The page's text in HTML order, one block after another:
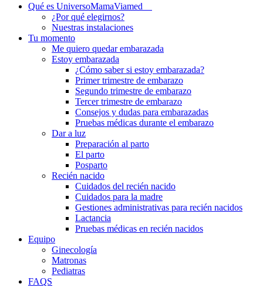
Qué es UniversoMamaViamed
¿Por qué elegirnos?
Nuestras instalaciones
Tu momento
Me quiero quedar embarazada
Estoy embarazada
¿Cómo saber si estoy embarazada?
Primer trimestre de embarazo
Segundo trimestre de embarazo
Tercer trimestre de embarazo
Consejos y dudas para embarazadas
Pruebas médicas durante el embarazo
Dar a luz
Preparación al parto
El parto
Posparto
Recién nacido
Cuidados del recién nacido
Cuidados para la madre
Gestiones administrativas para recién nacidos
Lactancia
Pruebas médicas en recién nacidos
Equipo
Ginecología
Matronas
Pediatras
FAQS